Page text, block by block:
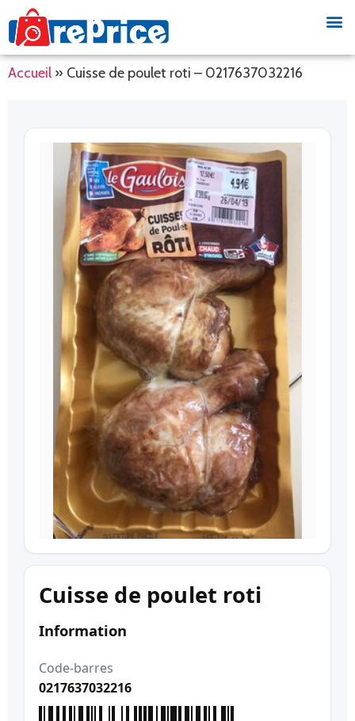
Accueil » Cuisse de poulet roti – 0217637032216
Cuisse de poulet roti
Information
Code-barres
0217637032216